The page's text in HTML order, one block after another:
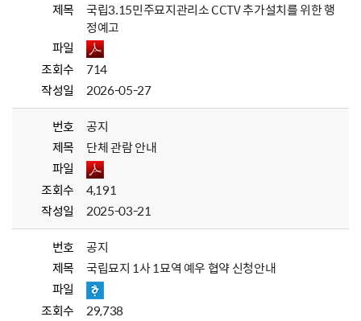
제목
국립3.15민주묘지관리소 CCTV 추가설치를 위한 행
정예고
파일
조회수
714
작성일
2026-05-27
번호
공지
제목
단체 관람 안내
파일
조회수
4,191
작성일
2025-03-21
번호
공지
제목
국립묘지 1사 1묘역 예우 협약 신청안내
파일
조회수
29,738